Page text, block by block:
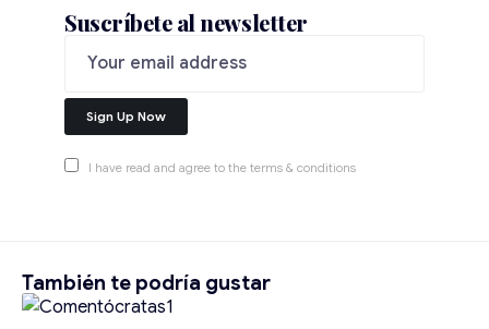
Suscríbete al newsletter
I have read and agree to the terms & conditions
También te podría gustar